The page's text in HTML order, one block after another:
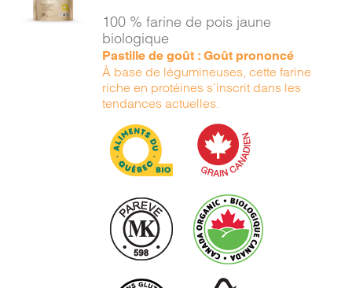
/
100 % farine de pois jaune
biologique
Pastille de goût : Goût prononcé
À base de légumineuses, cette farine
riche en protéines s’inscrit dans les
tendances actuelles.